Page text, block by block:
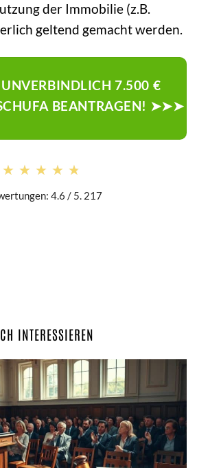
der Immobilie (z.B.
geltend gemacht werden.
UNVERBINDLICH 7.500 €
BEANTRAGEN! ➤➤➤
★★★★★
★★★★★
4.6 / 5. 217
INTERESSIEREN